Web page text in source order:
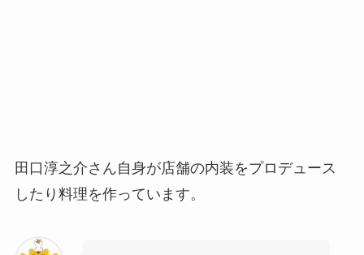
田口淳之介さん自身が店舗の内装をプロデュース
したり料理を作っています。